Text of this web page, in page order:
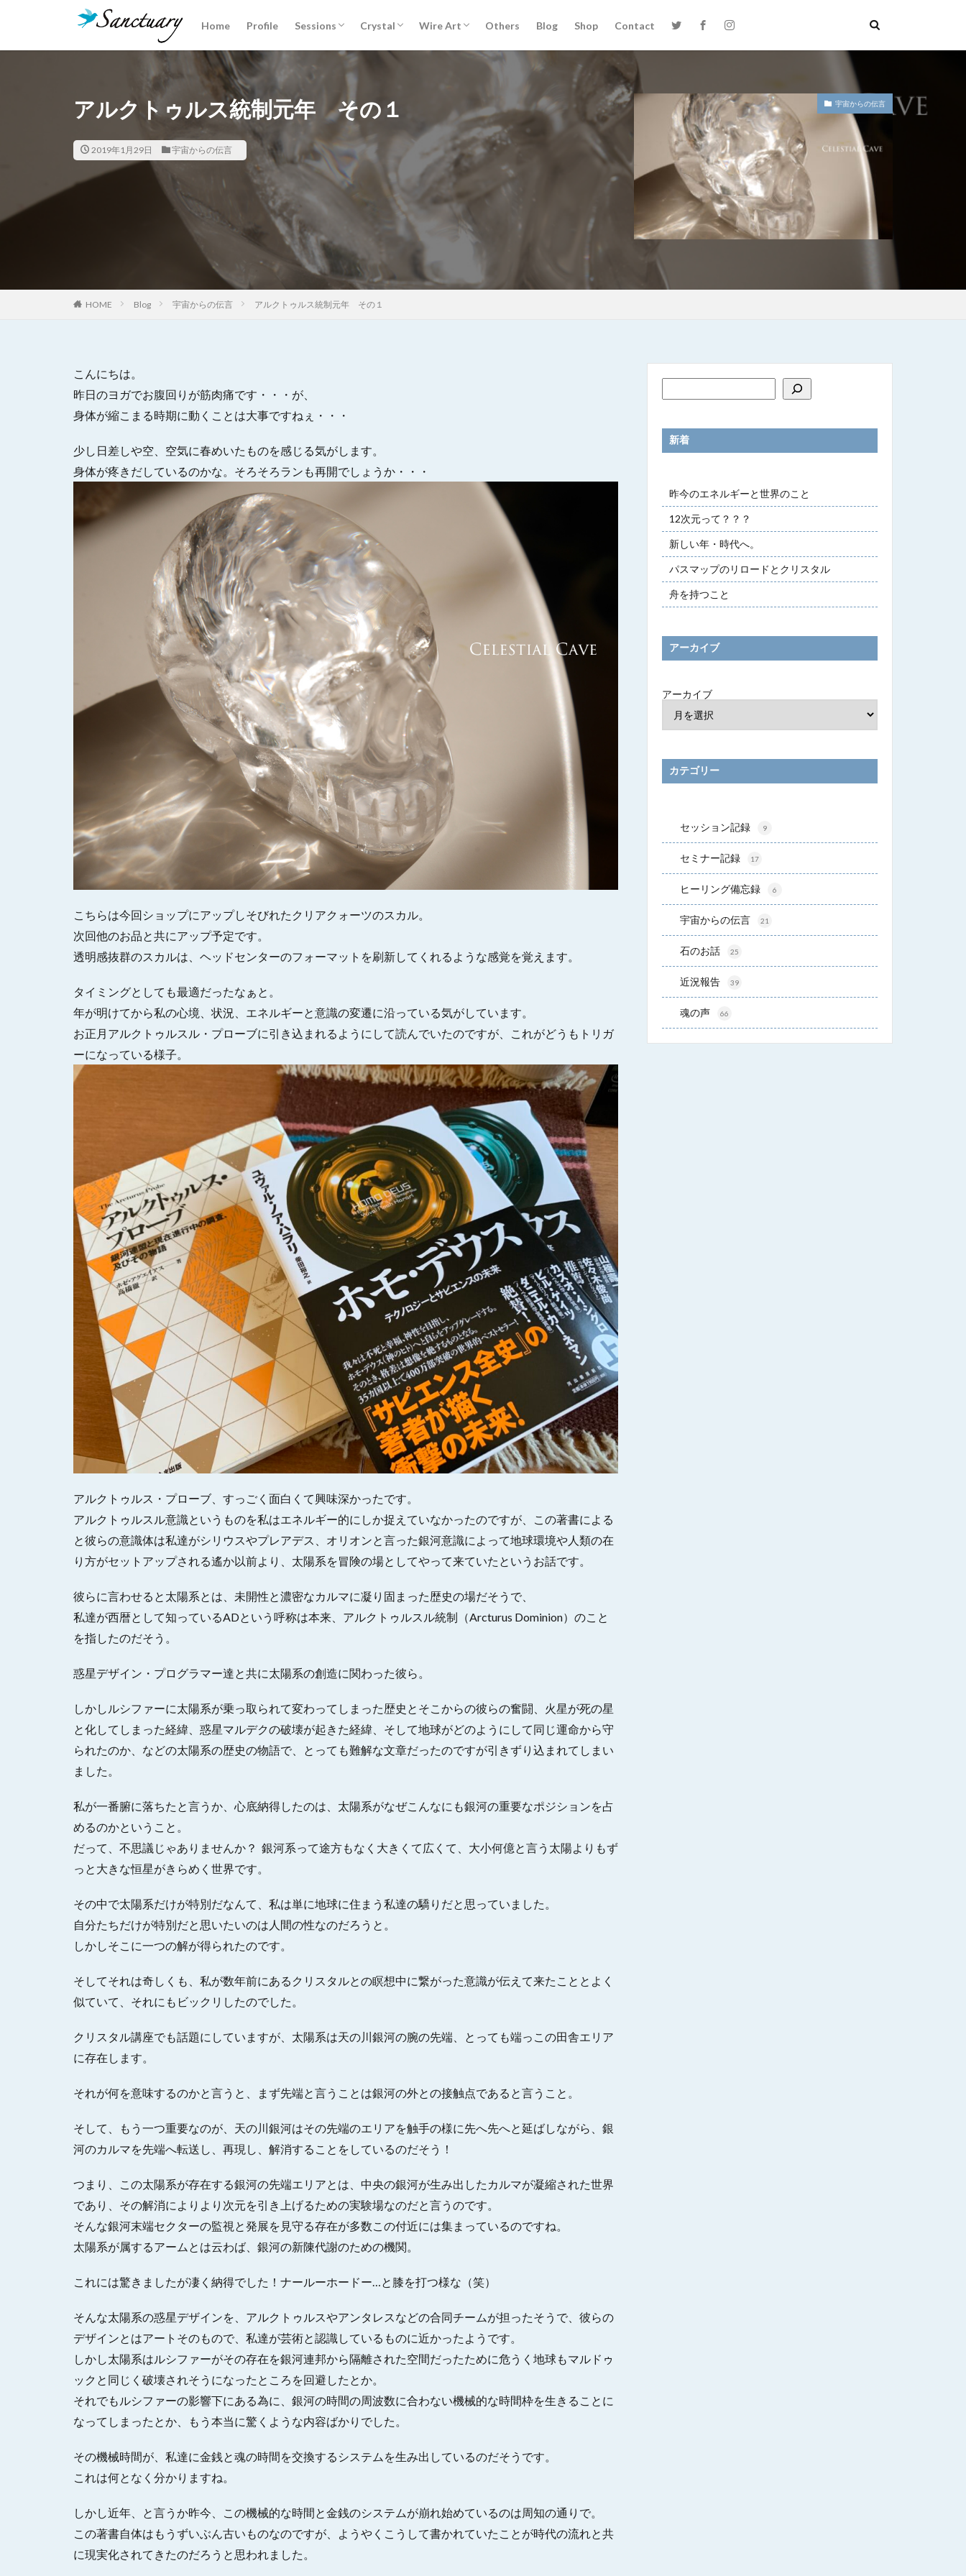
Home Profile Sessions
セッションについて
銀河の学校
The Tree of Life 生命の樹リターンジャー
レムリアンパッケージ
ウスイレイキセミナー
カルナレイキセミナー
ライタリアンレイキセミナー
お客様ご感想
Crystal
クリスタルについて
クリスタル講座 Ver.2 （Zoomオンライン
クリスタルショップ
Wire Art
ワイヤーアートについて
Knot of Isis イシスの結び目® 誕生秘話
ワイヤーアート講座
Others Blog Shop Contact
アルクトゥルス統制元年 その１
2019年1月29日 宇宙からの伝言
宇宙からの伝言
HOME Blog 宇宙からの伝言 アルクトゥルス統制元年 その１
こんにちは。
昨日のヨガでお腹回りが筋肉痛です・・・が、
身体が縮こまる時期に動くことは大事ですねぇ・・・
少し日差しや空、空気に春めいたものを感じる気がします。
身体が疼きだしているのかな。そろそろランも再開でしょうか・・・
こちらは今回ショップにアップしそびれたクリアクォーツのスカル。
次回他のお品と共にアップ予定です。
透明感抜群のスカルは、ヘッドセンターのフォーマットを刷新してくれるような感覚を覚えます。
タイミングとしても最適だったなぁと。
年が明けてから私の心境、状況、エネルギーと意識の変遷に沿っている気がしています。
お正月アルクトゥルスル・プローブに引き込まれるようにして読んでいたのですが、これがどうもトリガ
ーになっている様子。
アルクトゥルス・プローブ、すっごく面白くて興味深かったです。
アルクトゥルスル意識というものを私はエネルギー的にしか捉えていなかったのですが、この著書による
と彼らの意識体は私達がシリウスやプレアデス、オリオンと言った銀河意識によって地球環境や人類の在
り方がセットアップされる遙か以前より、太陽系を冒険の場としてやって来ていたというお話です。
彼らに言わせると太陽系とは、未開性と濃密なカルマに凝り固まった歴史の場だそうで、
私達が西暦として知っているADという呼称は本来、アルクトゥルスル統制（Arcturus Dominion）のこと
を指したのだそう。
惑星デザイン・プログラマー達と共に太陽系の創造に関わった彼ら。
しかしルシファーに太陽系が乗っ取られて変わってしまった歴史とそこからの彼らの奮闘、火星が死の星
と化してしまった経緯、惑星マルデクの破壊が起きた経緯、そして地球がどのようにして同じ運命から守
られたのか、などの太陽系の歴史の物語で、とっても難解な文章だったのですが引きずり込まれてしまい
ました。
私が一番腑に落ちたと言うか、心底納得したのは、太陽系がなぜこんなにも銀河の重要なポジションを占
めるのかということ。
だって、不思議じゃありませんか？ 銀河系って途方もなく大きくて広くて、大小何億と言う太陽よりもず
っと大きな恒星がきらめく世界です。
その中で太陽系だけが特別だなんて、私は単に地球に住まう私達の驕りだと思っていました。
自分たちだけが特別だと思いたいのは人間の性なのだろうと。
しかしそこに一つの解が得られたのです。
そしてそれは奇しくも、私が数年前にあるクリスタルとの瞑想中に繋がった意識が伝えて来たこととよく
似ていて、それにもビックリしたのでした。
クリスタル講座でも話題にしていますが、太陽系は天の川銀河の腕の先端、とっても端っこの田舎エリア
に存在します。
それが何を意味するのかと言うと、まず先端と言うことは銀河の外との接触点であると言うこと。
そして、もう一つ重要なのが、天の川銀河はその先端のエリアを触手の様に先へ先へと延ばしながら、銀
河のカルマを先端へ転送し、再現し、解消することをしているのだそう！
つまり、この太陽系が存在する銀河の先端エリアとは、中央の銀河が生み出したカルマが凝縮された世界
であり、その解消によりより次元を引き上げるための実験場なのだと言うのです。
そんな銀河末端セクターの監視と発展を見守る存在が多数この付近には集まっているのですね。
太陽系が属するアームとは云わば、銀河の新陳代謝のための機関。
これには驚きましたが凄く納得でした！ナールーホードー…と膝を打つ様な（笑）
そんな太陽系の惑星デザインを、アルクトゥルスやアンタレスなどの合同チームが担ったそうで、彼らの
デザインとはアートそのもので、私達が芸術と認識しているものに近かったようです。
しかし太陽系はルシファーがその存在を銀河連邦から隔離された空間だったために危うく地球もマルドゥ
ックと同じく破壊されそうになったところを回避したとか。
それでもルシファーの影響下にある為に、銀河の時間の周波数に合わない機械的な時間枠を生きることに
なってしまったとか、もう本当に驚くような内容ばかりでした。
その機械時間が、私達に金銭と魂の時間を交換するシステムを生み出しているのだそうです。
これは何となく分かりますね。
しかし近年、と言うか昨今、この機械的な時間と金銭のシステムが崩れ始めているのは周知の通りで。
この著書自体はもうずいぶん古いものなのですが、ようやくこうして書かれていたことが時代の流れと共
に現実化されてきたのだろうと思われました。
新着
昨今のエネルギーと世界のこと
12次元って？？？
新しい年・時代へ。
パスマップのリロードとクリスタル
舟を持つこと
アーカイブ
アーカイブ
カテゴリー
セッション記録 9
セミナー記録 17
ヒーリング備忘録 6
宇宙からの伝言 21
石のお話 25
近況報告 39
魂の声 66
カテゴリー
タグ
クリスタルあれこれ セッション記録 ボージャイストーン 石のこと
絵本お披露目会
魂の声
検索